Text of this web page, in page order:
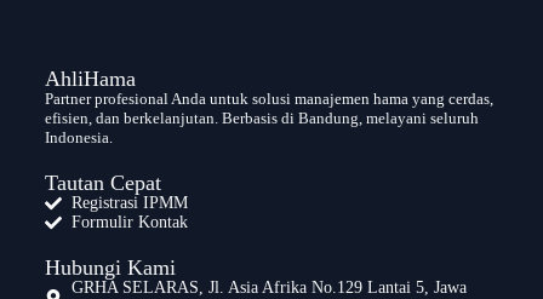
AhliHama
Partner profesional Anda untuk solusi manajemen hama yang cerdas,
efisien, dan berkelanjutan. Berbasis di Bandung, melayani seluruh
Indonesia.
Tautan Cepat
Registrasi IPMM
Formulir Kontak
Hubungi Kami
GRHA SELARAS, Jl. Asia Afrika No.129 Lantai 5, Jawa